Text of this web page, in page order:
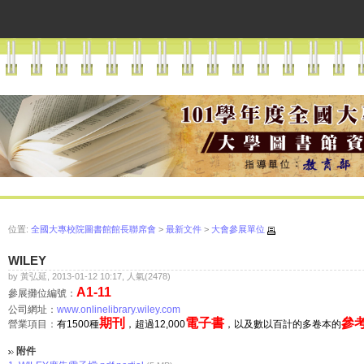
位置: 全國大專校院圖書館館長聯席會 > 最新文件 > 大會參展單位
WILEY
by 黃弘延, 2013-01-12 10:17, 人氣(2478)
參展攤位編號： A1-11
公司網址： www.onlinelibrary.wiley.com
營業項目： 有1500種期刊 ，超過12,000電子書 ，以及數以百計的多卷本的參
附件